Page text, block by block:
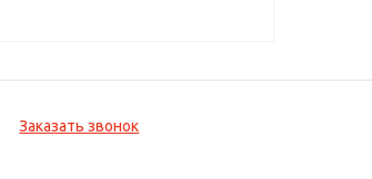
Заказать звонок